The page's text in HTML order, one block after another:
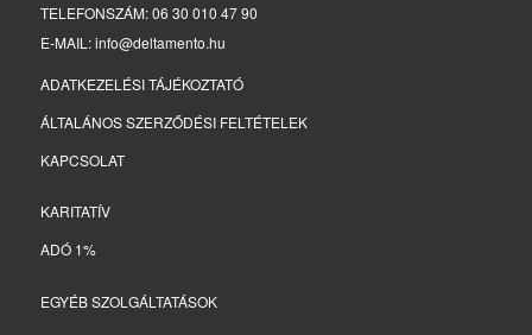
TELEFONSZÁM: 06 30 010 47 90
E-MAIL: info@deltamento.hu
ADATKEZELÉSI TÁJÉKOZTATÓ
ÁLTALÁNOS SZERZŐDÉSI FELTÉTELEK
KAPCSOLAT
KARITATÍV
ADÓ 1%
EGYÉB SZOLGÁLTATÁSOK